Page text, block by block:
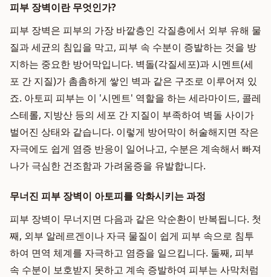
피부 장벽이란 무엇인가?
피부 장벽은 피부의 가장 바깥층인 각질층에서 외부 유해 물
질과 세균의 침입을 막고, 피부 속 수분이 증발하는 것을 방
지하는 중요한 방어막입니다. 벽돌(각질세포)과 시멘트(세
포 간 지질)가 촘촘하게 쌓인 벽과 같은 구조로 이루어져 있
죠. 아토피 피부는 이 '시멘트' 역할을 하는 세라마이드, 콜레
스테롤, 지방산 등의 세포 간 지질이 부족하여 벽돌 사이가
벌어진 상태와 같습니다. 이렇게 방어막이 허술해지면 작은
자극에도 쉽게 염증 반응이 일어나고, 수분은 계속해서 빠져
나가 극심한 건조함과 가려움증을 유발합니다.
무너진 피부 장벽이 아토피를 악화시키는 과정
피부 장벽이 무너지면 다음과 같은 악순환이 반복됩니다. 첫
째, 외부 알레르겐이나 자극 물질이 쉽게 피부 속으로 침투
하여 면역 체계를 자극하고 염증을 일으킵니다. 둘째, 피부
속 수분이 보호받지 못하고 계속 증발하여 피부는 사막처럼